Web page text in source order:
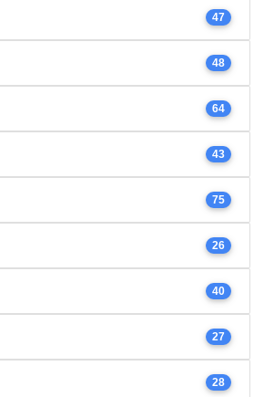
47
48
64
43
75
26
40
27
28